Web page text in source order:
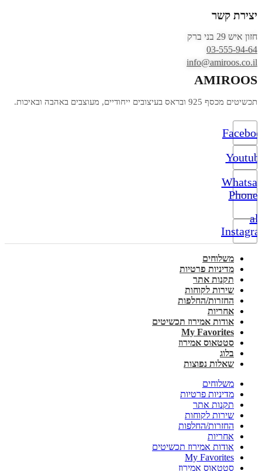
יצירת קשר
חזון איש 29 בני ברק
03-555-94-64
info@amiroos.co.il
AMIROOS
תכשיטים מכסף 925 ובראס בעיצובים ייחודיים, מעוצבים באהבה ובאיכות.
Phone-
alt
משלוחים
מדיניות פרטיות
תקנות אתר
שירות לקוחות
החזרות/החלפות
אחריות
אודות אמירוז תכשיטים
My Favorites
סטטאוס אמירוז
בלוג
שאלות נפוצות
משלוחים
מדיניות פרטיות
תקנות אתר
שירות לקוחות
החזרות/החלפות
אחריות
אודות אמירוז תכשיטים
My Favorites
סטטאוס אמירוז